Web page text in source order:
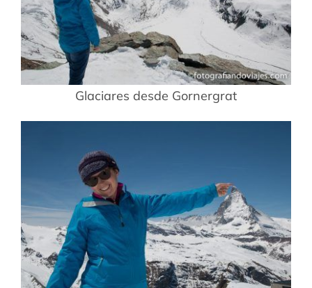
Glaciares desde Gornergrat